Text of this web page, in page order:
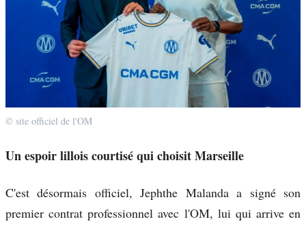
© site officiel de l'OM
Un espoir lillois courtisé qui choisit Marseille
C'est désormais officiel, Jephthe Malanda a signé son
premier contrat professionnel avec l'OM, lui qui arrive en